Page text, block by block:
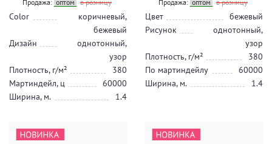
Продажа: оптом в розницу
Color
коричневый,
бежевый
Дизайн
однотонный,
узор
Плотность, г/м²
380
Мартиндейл, ц
60000
Ширина, м.
1.4
Продажа: оптом в розницу
Цвет
бежевый
Рисунок
однотонный,
узор
Плотность, г/м²
380
По мартиндейлу
60000
Ширина, м.
1.4